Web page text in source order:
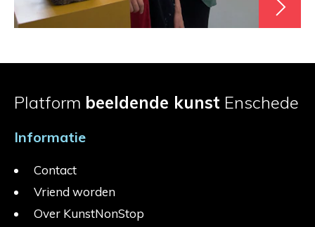
Platform beeldende kunst Enschede
Informatie
Contact
Vriend worden
Over KunstNonStop